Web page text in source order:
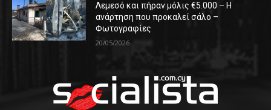
Λεμεσό και πήραν μόλις €5.000 – Η
ανάρτηση που προκαλεί σάλο –
Φωτογραφίες
20/05/2026